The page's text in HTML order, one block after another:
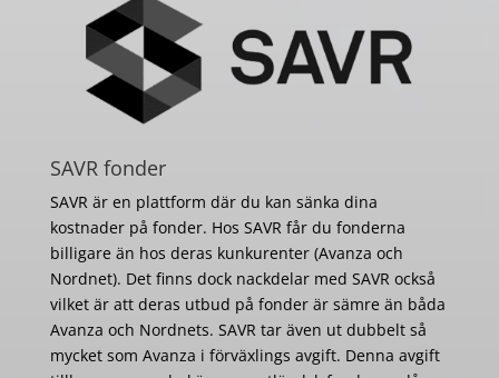
SAVR fonder
SAVR är en plattform där du kan sänka dina
kostnader på fonder. Hos SAVR får du fonderna
billigare än hos deras kunkurenter (Avanza och
Nordnet). Det finns dock nackdelar med SAVR också
vilket är att deras utbud på fonder är sämre än båda
Avanza och Nordnets. SAVR tar även ut dubbelt så
mycket som Avanza i förväxlings avgift. Denna avgift